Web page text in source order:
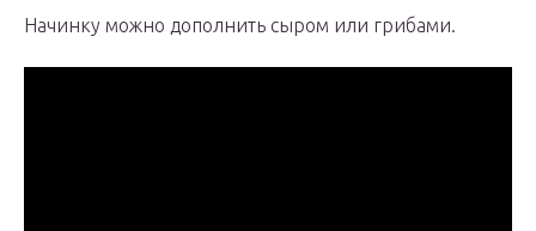
Начинку можно дополнить сыром или грибами.